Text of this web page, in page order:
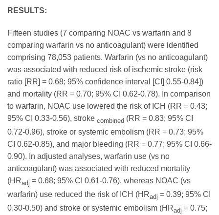
RESULTS:
Fifteen studies (7 comparing NOAC vs warfarin and 8
comparing warfarin vs no anticoagulant) were identified
comprising 78,053 patients. Warfarin (vs no anticoagulant)
was associated with reduced risk of ischemic stroke (risk
ratio [RR] = 0.68; 95% confidence interval [CI] 0.55-0.84])
and mortality (RR = 0.70; 95% CI 0.62-0.78). In comparison
to warfarin, NOAC use lowered the risk of ICH (RR = 0.43;
95% CI 0.33-0.56), stroke combined (RR = 0.83; 95% CI
0.72-0.96), stroke or systemic embolism (RR = 0.73; 95%
CI 0.62-0.85), and major bleeding (RR = 0.77; 95% CI 0.66-
0.90). In adjusted analyses, warfarin use (vs no
anticoagulant) was associated with reduced mortality
(HRadj = 0.68; 95% CI 0.61-0.76), whereas NOAC (vs
warfarin) use reduced the risk of ICH (HRadj = 0.39; 95% CI
0.30-0.50) and stroke or systemic embolism (HRadj = 0.75;